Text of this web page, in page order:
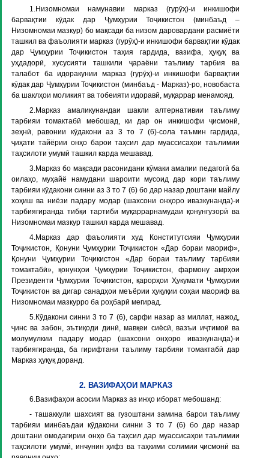
1.Низомномаи намунавии марказ (гурӯҳ)-и инкишофи
барвақтии кӯдак дар Ҷумҳурии Тоҷикистон (минбаъд –
Низомномаи мазкур) бо мақсади ба низом даровардани расмиёти
ташкил ва фаъолияти марказ (гурӯҳ)-и инкишофи барвақтии кӯдак
дар Ҷумҳурии Тоҷикистон таҳия гардида, вазифа, ҳуқуқ ва
уҳдадорӣ, хусусияти ташкили ҷараёни таълиму тарбия ва
талабот ба идоракунии марказ (гурӯҳ)-и инкишофи барвақтии
кӯдак дар Ҷумҳурии Тоҷикистон (минбаъд - Марказ)-ро, новобаста
ба шаклҳои моликият ва тобеияти идоравӣ, муқаррар менамояд.
2.Марказ амаликунандаи шакли алтернативии таълиму
тарбияи томактабӣ мебошад, ки дар он инкишофи ҷисмонӣ,
зеҳнӣ, равонии кӯдакони аз 3 то 7 (6)-сола таъмин гардида,
ҷиҳати тайёрии онҳо барои таҳсил дар муассисаҳои таълимии
таҳсилоти умумӣ ташкил карда мешавад.
3.Марказ бо мақсади расонидани кӯмаки амалии педагогӣ ба
оилаҳо, муҳайё намудани шароити мусоид дар кори таълиму
тарбияи кӯдакони синни аз 3 то 7 (6) бо дар назар доштани майлу
хоҳиш ва ниёзи падару модар (шахсони онҳоро ивазкунанда)-и
тарбиягиранда тибқи тартиби муқаррарнамудаи қонунгузорӣ ва
Низомномаи мазкур ташкил карда мешавад.
4.Марказ дар фаъолияти худ Конститутсияи Ҷумҳурии
Тоҷикистон, Қонуни Ҷумҳурии Тоҷикистон «Дар бораи маориф»,
Қонуни Ҷумҳурии Тоҷикистон «Дар бораи таълиму тарбияи
томактабӣ», қонунҳои Ҷумҳурии Тоҷикистон, фармону амрҳои
Президенти Ҷумҳурии Тоҷикистон, қарорҳои Ҳукумати Ҷумҳурии
Тоҷикистон ва дигар санадҳои меъёрии ҳуқуқии соҳаи маориф ва
Низомномаи мазкурро ба роҳбарӣ мегирад.
5.Кӯдакони синни 3 то 7 (6), сарфи назар аз миллат, нажод,
ҷинс ва забон, эътиқоди динӣ, мавқеи сиёсӣ, вазъи иҷтимоӣ ва
молумулкии падару модар (шахсони онҳоро ивазкунанда)-и
тарбиягиранда, ба гирифтани таълиму тарбияи томактабӣ дар
Марказ ҳуқуқ доранд.
2. ВАЗИФАҲОИ МАРКАЗ
6.Вазифаҳои асосии Марказ аз инҳо иборат мебошанд:
- ташаккули шахсият ва гузоштани замина барои таълиму
тарбияи минбаъдаи кӯдакони синни 3 то 7 (6) бо дар назар
доштани омодагирии онҳо ба таҳсил дар муассисаҳои таълимии
таҳсилоти умумӣ, инчунин ҳифз ва таҳкими солимии ҷисмонӣ ва